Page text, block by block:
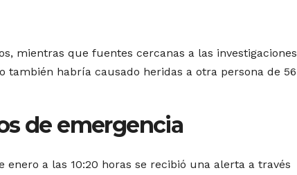
mientras que fuentes cercanas a las investigaciones
habría causado heridas a otra persona de 56
de emergencia
enero a las 10:20 horas se recibió una alerta a través